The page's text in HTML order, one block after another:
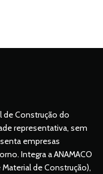
de Construção do
representativa, sem
empresas
Integra a ANAMACO
de Construção),